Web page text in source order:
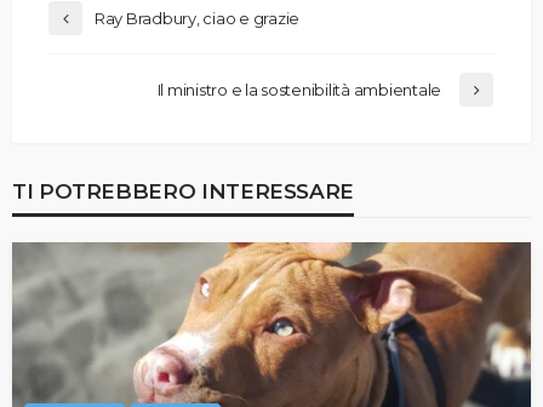
Ray Bradbury, ciao e grazie
Il ministro e la sostenibilità ambientale
TI POTREBBERO INTERESSARE